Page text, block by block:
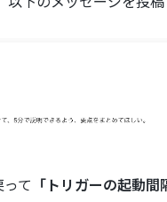
て 「トリガーの起動間